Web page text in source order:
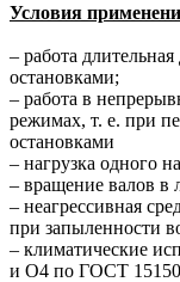
Условия
– работа
остановками;
– работа в
режимах, т. е. при
остановками
– нагрузка одного
– вращение валов в
– неагрессивная
при запыленности
– климатические
и О4 по ГОСТ